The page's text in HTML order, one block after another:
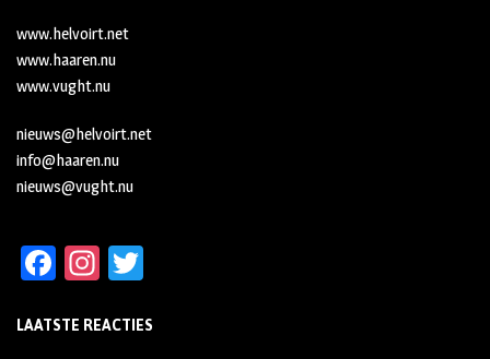
www.helvoirt.net
www.haaren.nu
www.vught.nu
nieuws@helvoirt.net
info@haaren.nu
nieuws@vught.nu
Fa
b
In
ag tt
LAATSTE REACTIES